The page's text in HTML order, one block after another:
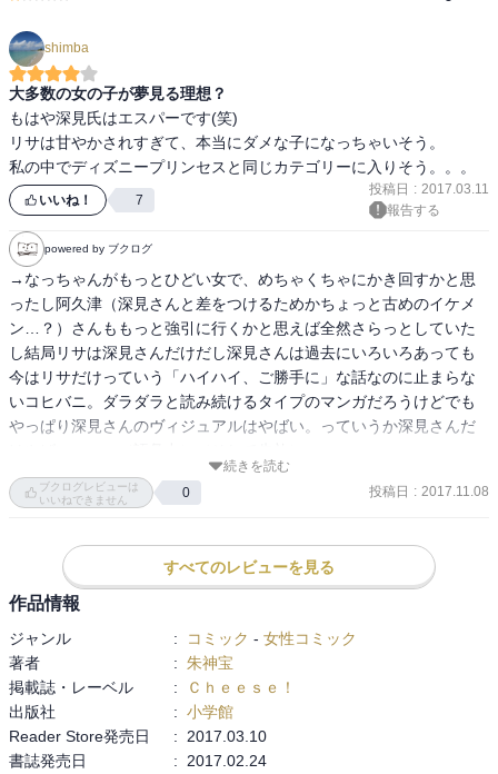
shimba
大多数の女の子が夢見る理想？
もはや深見氏はエスパーです(笑)
リサは甘やかされすぎて、本当にダメな子になっちゃいそう。
私の中でディズニープリンセスと同じカテゴリーに入りそう。。。
いいね！ 7
投稿日 : 2017.03.11
報告する
powered by ブクログ
→なっちゃんがもっとひどい女で、めちゃくちゃにかき回すかと思
ったし阿久津（深見さんと差をつけるためかちょっと古めのイケメ
ン…？）さんももっと強引に行くかと思えば全然さらっとしていた
し結局リサは深見さんだけだし深見さんは過去にいろいろあっても
今はリサだけっていう「ハイハイ、ご勝手に」な話なのに止まらな
いコヒバニ。ダラダラと読み続けるタイプのマンガだろうけどでも
やっぱり深見さんのヴィジュアルはやばい。っていうか深見さんだ
続きを読む
ブクログレビューは
いいねできません
0 投稿日 : 2017.11.08
すべてのレビューを見る
作品情報
ジャンル : コミック - 女性コミック
著者
: 朱神宝
掲載誌・レーベル
:
Ｃｈｅｅｓｅ！
出版社
: 小学館
Reader Store発売日
:
2017.03.10
書誌発売日
:
2017.02.24